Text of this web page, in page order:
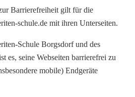
Barrierefreiheit gilt für die
schule.de mit ihren Unterseiten.
Schule Borgsdorf und des
es, seine Webseiten barrierefrei zu
mobile) Endgeräte